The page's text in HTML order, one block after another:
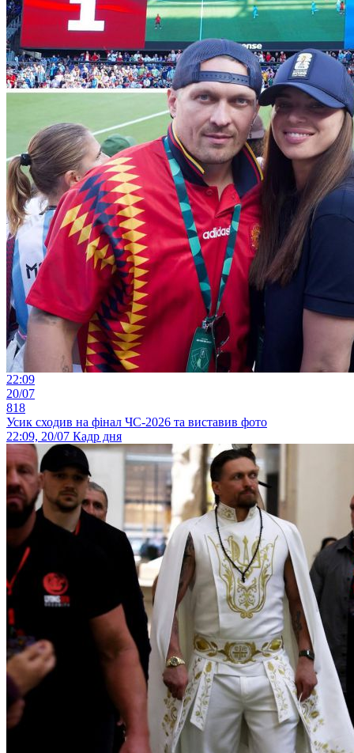
22:09
20/07
818
Усик сходив на фінал ЧС-2026 та виставив фото
22:09, 20/07 Кадр дня